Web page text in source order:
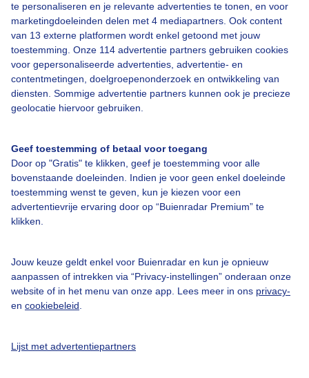
te personaliseren en je relevante advertenties te tonen, en voor
marketingdoeleinden delen met 4 mediapartners. Ook content
van 13 externe platformen wordt enkel getoond met jouw
toestemming. Onze 114 advertentie partners gebruiken cookies
voor gepersonaliseerde advertenties, advertentie- en
contentmetingen, doelgroepenonderzoek en ontwikkeling van
diensten. Sommige advertentie partners kunnen ook je precieze
geolocatie hiervoor gebruiken.
Geef toestemming of betaal voor toegang
Door op "Gratis" te klikken, geef je toestemming voor alle
bovenstaande doeleinden. Indien je voor geen enkel doeleinde
toestemming wenst te geven, kun je kiezen voor een
advertentievrije ervaring door op “Buienradar Premium” te
klikken.
Jouw keuze geldt enkel voor Buienradar en kun je opnieuw
aanpassen of intrekken via “Privacy-instellingen” onderaan onze
website of in het menu van onze app. Lees meer in ons privacy-
en cookiebeleid
Lijst met advertentiepartners
Een moment geduld aub...
Bedrijfsgegevens
Veelgestelde vragen
Contact
Adverteren
Buienradar Team
Cookie beleid